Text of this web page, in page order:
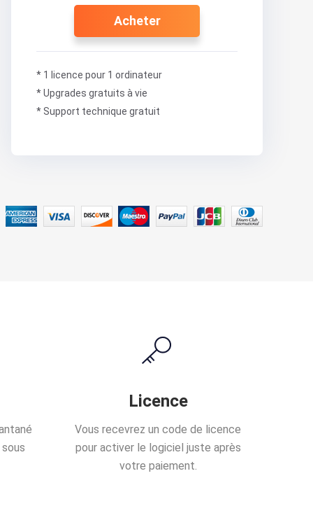
Acheter
* 1 licence pour 1 ordinateur
* Upgrades gratuits à vie
* Support technique gratuit
Licence
Vous recevrez un code de licence
pour activer le logiciel juste après
votre paiement.